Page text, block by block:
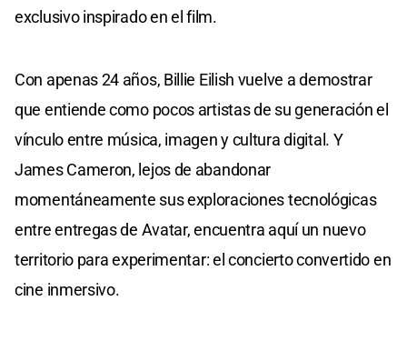
exclusivo inspirado en el film.
Con apenas 24 años, Billie Eilish vuelve a demostrar
que entiende como pocos artistas de su generación el
vínculo entre música, imagen y cultura digital. Y
James Cameron, lejos de abandonar
momentáneamente sus exploraciones tecnológicas
entre entregas de Avatar, encuentra aquí un nuevo
territorio para experimentar: el concierto convertido en
cine inmersivo.